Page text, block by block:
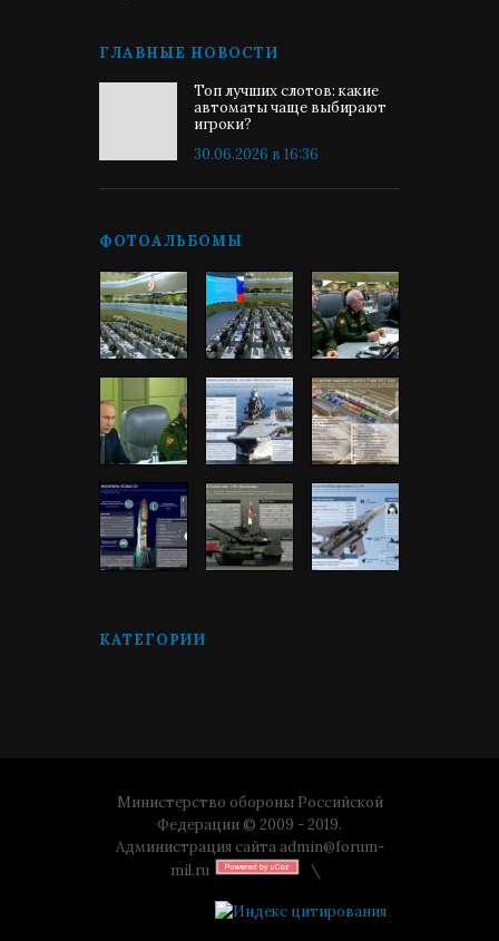
ГЛАВНЫЕ НОВОСТИ
Топ лучших слотов: какие
автоматы чаще выбирают
игроки?
30.06.2026 в 16:36
ФОТОАЛЬБОМЫ
КАТЕГОРИИ
Министерство обороны Российской
Федерации © 2009 - 2019.
Администрация сайта admin@forum-
mil.ru